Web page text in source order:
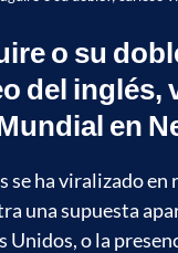
o su
del inglés,
en
se ha viralizado en
una supuesta
Unidos, o la